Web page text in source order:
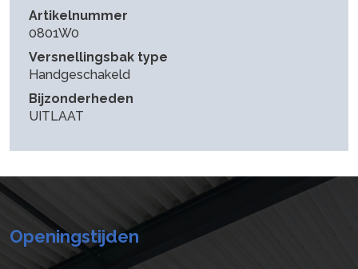
Artikelnummer
0801W0
Versnellingsbak type
Handgeschakeld
Bijzonderheden
UITLAAT
Openingstijden